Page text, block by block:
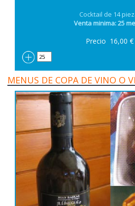
Cocktail de 14
Venta minima: 25
Precio 16,00 €
MENUS DE COPA DE VINO O